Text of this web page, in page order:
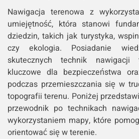
Nawigacja terenowa z
umiejętność, która stanowi
dziedzin, takich jak turystyka,
czy ekologia. Posiadanie
skutecznych technik nawigacji
kluczowe dla bezpieczeństwa
podczas przemieszczania się w
topografii terenu. Poniżej
przewodnik po technikach
wykorzystaniem mapy, które
orientować się w terenie.